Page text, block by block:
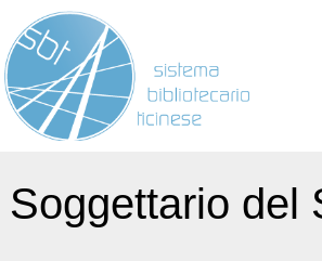
Soggettario del